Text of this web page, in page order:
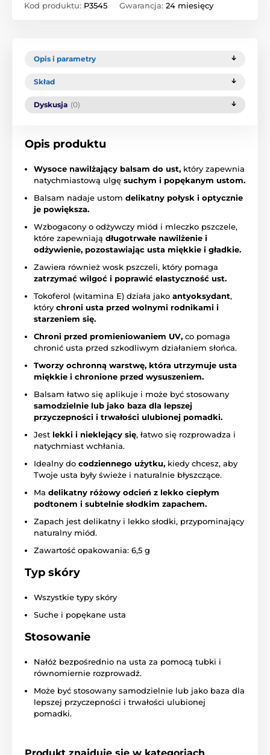
Kod produktu: P3545 Gwarancja: 24 miesięcy
Opis i parametry
Skład
Dyskusja (0)
Opis produktu
Wysoce nawilżający balsam do ust, który zapewnia
natychmiastową ulgę suchym i popękanym ustom.
Balsam nadaje ustom delikatny połysk i optycznie
je powiększa.
Wzbogacony o odżywczy miód i mleczko pszczele,
które zapewniają długotrwałe nawilżenie i
odżywienie, pozostawiając usta miękkie i gładkie.
Zawiera również wosk pszczeli, który pomaga
zatrzymać wilgoć i poprawić elastyczność ust.
Tokoferol (witamina E) działa jako antyoksydant,
który chroni usta przed wolnymi rodnikami i
starzeniem się.
Chroni przed promieniowaniem UV, co pomaga
chronić usta przed szkodliwym działaniem słońca.
Tworzy ochronną warstwę, która utrzymuje usta
miękkie i chronione przed wysuszeniem.
Balsam łatwo się aplikuje i może być stosowany
samodzielnie lub jako baza dla lepszej
przyczepności i trwałości ulubionej pomadki.
Jest lekki i nieklejący się, łatwo się rozprowadza i
natychmiast wchłania.
Idealny do codziennego użytku, kiedy chcesz, aby
Twoje usta były świeże i naturalnie błyszczące.
Ma delikatny różowy odcień z lekko ciepłym
podtonem i subtelnie słodkim zapachem.
Zapach jest delikatny i lekko słodki, przypominający
naturalny miód.
Zawartość opakowania: 6,5 g
Typ skóry
Wszystkie typy skóry
Suche i popękane usta
Stosowanie
Nałóż bezpośrednio na usta za pomocą tubki i
równomiernie rozprowadź.
Może być stosowany samodzielnie lub jako baza dla
lepszej przyczepności i trwałości ulubionej
pomadki.